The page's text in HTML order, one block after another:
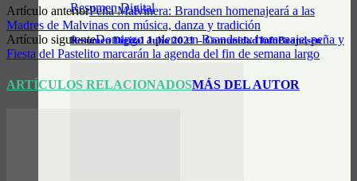
Resumen Digital
Resumen Digital Julio 2021 – Comunidad InfoBrandsen
Artículo anteriorPeña Malvinera: Brandsen homenajeará a las
Madres de Malvinas con música, danza y tradición
Artículo siguienteDomingo a pleno en Brandsen: homenaje, peña y
Fiesta del Pastelito marcarán la agenda del fin de semana largo
ARTÍCULOS RELACIONADOSMÁS DEL AUTOR